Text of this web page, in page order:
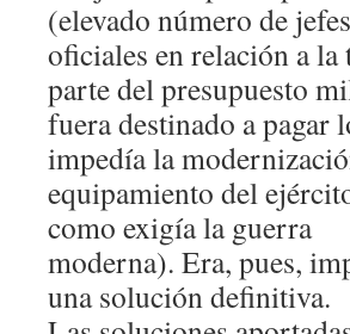
(elevado número de
oficiales en relación a
parte del presupuesto
fuera destinado a pagar
impedía la
equipamiento del
como exigía la guerra
moderna). Era, pues,
una solución definitiva.